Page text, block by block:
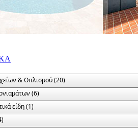
& Οπλισμού (20)
(6)
είδη (1)